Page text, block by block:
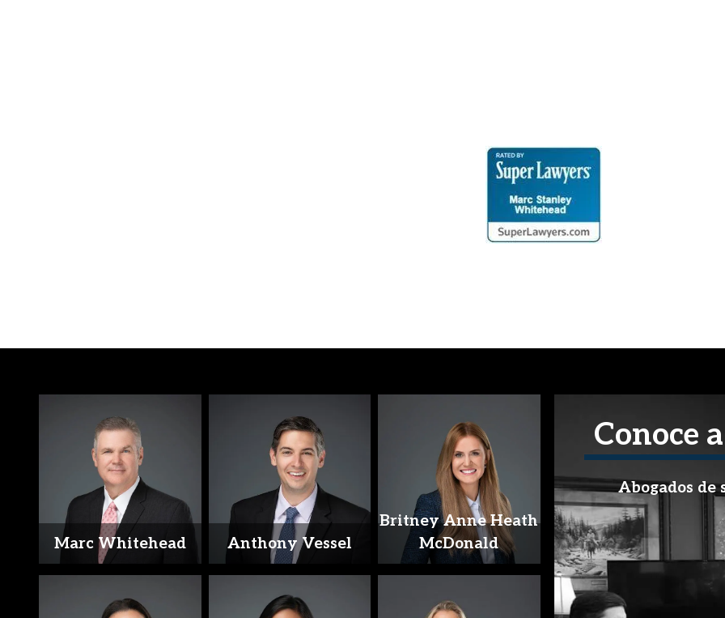
Marc Whitehead Anthony Vessel
Britney Anne Heath
McDonald
Conoce
Abogados de